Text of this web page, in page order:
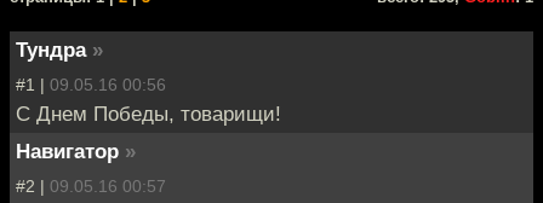
Тундра »
#1 | 09.05.16 00:56
С Днем Победы, товарищи!
Навигатор »
#2 | 09.05.16 00:57